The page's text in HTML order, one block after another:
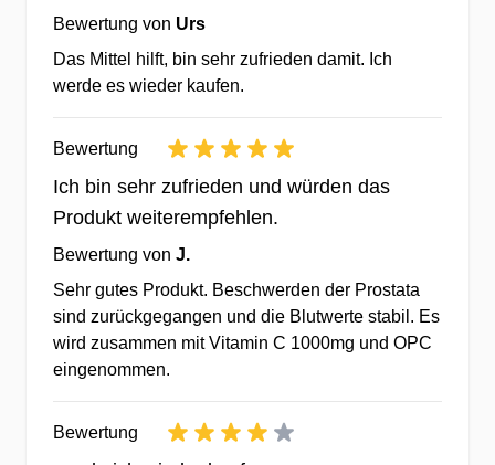
Lebensqualität durch optimale Ernährung!
Hochwertige Rohstoffe bester Qualität mit
optimaler Bioverfügbarkeit
✔Auswahl optimaler Wirkstoffe zur
Erreichung des bestmöglichen
Ernährungsnutzens
✔optimale Bioverfügbarkeit der
Ausgangsstoffe zur Erreichung bester
Versorgung
✔Überprüfung der Rezepturen durch
Lebensmittelgutachter für den
bestmöglichen Ernährungsnutzen
Bewertung von Urs
Das Mittel hilft, bin sehr zufrieden damit. Ich
werde es wieder kaufen.
Bewertung
Ich bin sehr zufrieden und würden das
Produkt weiterempfehlen.
Bewertung von J.
Sehr gutes Produkt. Beschwerden der Prostata
sind zurückgegangen und die Blutwerte stabil. Es
wird zusammen mit Vitamin C 1000mg und OPC
eingenommen.
Bewertung